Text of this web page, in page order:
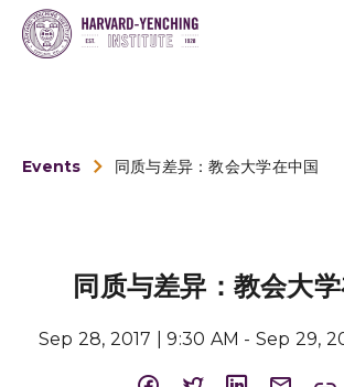
Events 同质与差异：教会大学在中国
同质与差异：教会大
Sep 28, 2017 | 9:30 AM - Sep 29,